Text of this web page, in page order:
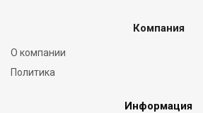
Компания
О компании
Политика
Информация